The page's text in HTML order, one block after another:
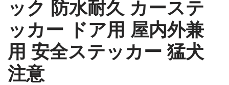
ック 防水耐久 カーステ
ッカー ドア用 屋内外兼
用 安全ステッカー 猛犬
注意